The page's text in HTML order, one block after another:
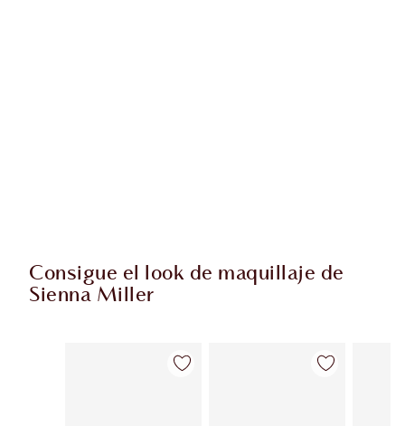
Consigue el look de maquillaje de
Sienna Miller
Artículo 1 de 11 Artículo 2 de 11